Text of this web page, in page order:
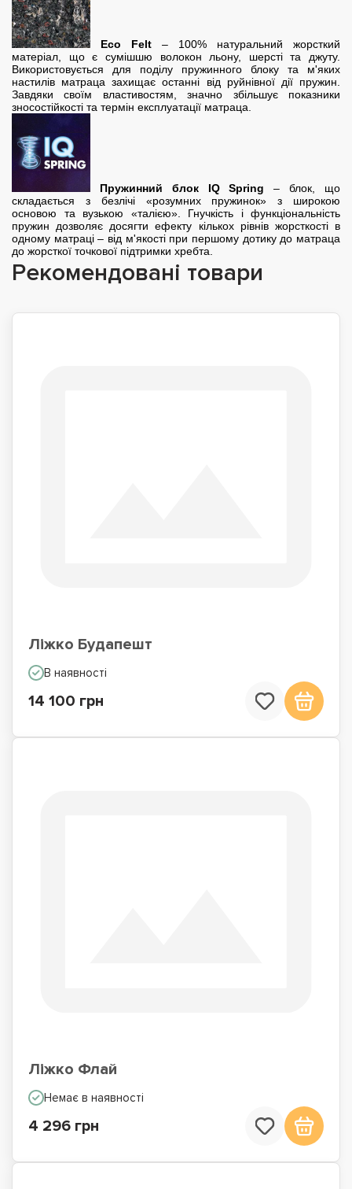
Eco Felt – 100% натуральний жорсткий
матеріал, що є сумішшю волокон льону, шерсті та джуту.
Використовується для поділу пружинного блоку та м'яких
настилів матраца захищає останні від руйнівної дії пружин.
Завдяки своїм властивостям, значно збільшує показники
зносостійкості та термін експлуатації матраца.
Пружинний блок IQ Spring – блок, що
складається з безлічі «розумних пружинок» з широкою
основою та вузькою «талією». Гнучкість і функціональність
пружин дозволяє досягти ефекту кількох рівнів жорсткості в
одному матраці – від м'якості при першому дотику до матраца
до жорсткої точкової підтримки хребта.
Рекомендовані товари
Ліжко Будапешт
В наявності
14 100 грн
Ліжко Флай
Немає в наявності
4 296 грн